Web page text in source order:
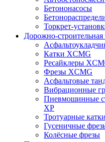
Бетононасосы
Торкрет-
Дорожно-строительная
Катки XCMG
Ресайклеры
Фрезы XCMG
Асфальтовые
Вибрационные
Пневмошинные
XP
Тротуарные катки
Гусеничные
Колёсные фрезы